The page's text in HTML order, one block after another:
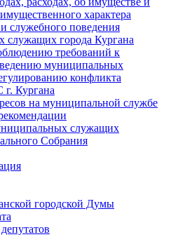
имущественного характера
служебного поведения
служащих города Кургана
требований к
муниципальных
конфликта
Кургана
на муниципальной службе
служащих
Cобрания
городской Думы